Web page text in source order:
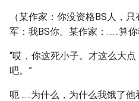
（某作家：你没资格BS人，
军：我BS你。某作家：……算你
“哎，你这死小子。才这么大
吧。”
呃……为什么，为什么我饿了